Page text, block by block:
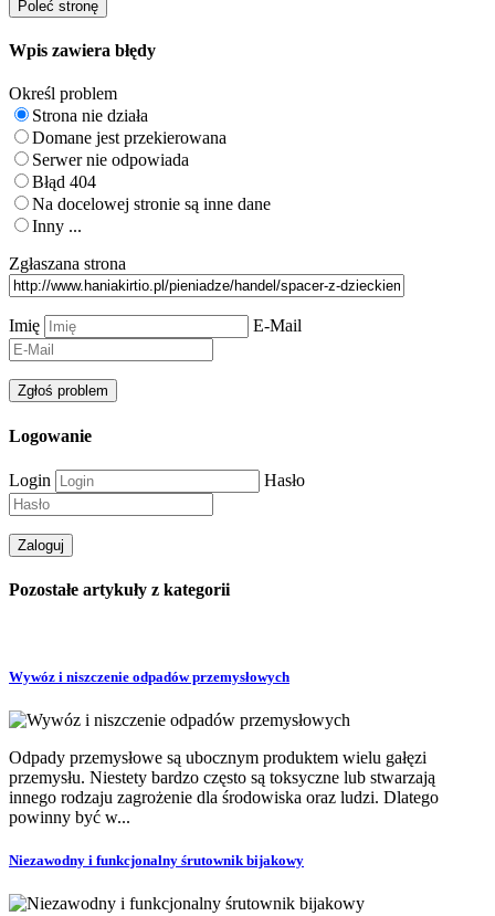
Wpis zawiera błędy
Określ problem
Strona nie działa
Domane jest przekierowana
Serwer nie odpowiada
Błąd 404
Na docelowej stronie są inne dane
Inny ...
Zgłaszana strona
Imię E-Mail
Logowanie
Login Hasło
Pozostałe artykuły z kategorii
Wywóz i niszczenie odpadów przemysłowych
Odpady przemysłowe są ubocznym produktem wielu gałęzi
przemysłu. Niestety bardzo często są toksyczne lub stwarzają
innego rodzaju zagrożenie dla środowiska oraz ludzi. Dlatego
powinny być w...
Niezawodny i funkcjonalny śrutownik bijakowy